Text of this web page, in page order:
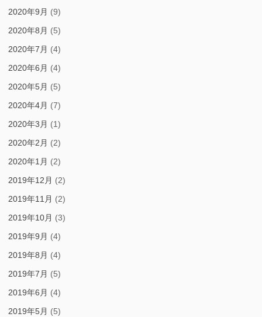
2020年9月 (9)
2020年8月 (5)
2020年7月 (4)
2020年6月 (4)
2020年5月 (5)
2020年4月 (7)
2020年3月 (1)
2020年2月 (2)
2020年1月 (2)
2019年12月 (2)
2019年11月 (2)
2019年10月 (3)
2019年9月 (4)
2019年8月 (4)
2019年7月 (5)
2019年6月 (4)
2019年5月 (5)